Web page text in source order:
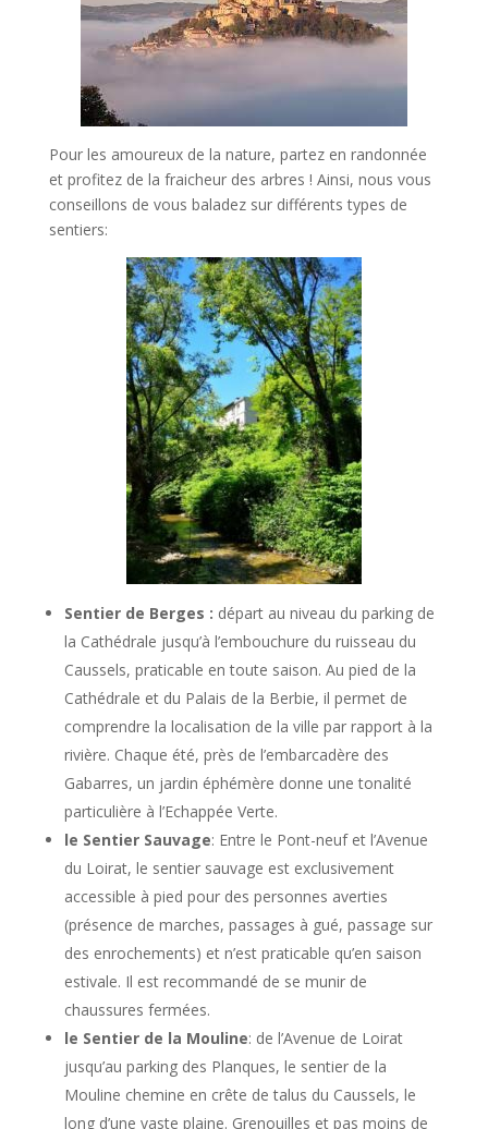
Pour les amoureux de la nature, partez en randonnée
et profitez de la fraicheur des arbres ! Ainsi, nous vous
conseillons de vous baladez sur différents types de
sentiers:
Sentier de Berges : départ au niveau du parking de
la Cathédrale jusqu’à l’embouchure du ruisseau du
Caussels, praticable en toute saison. Au pied de la
Cathédrale et du Palais de la Berbie, il permet de
comprendre la localisation de la ville par rapport à la
rivière. Chaque été, près de l’embarcadère des
Gabarres, un jardin éphémère donne une tonalité
particulière à l’Echappée Verte.
le Sentier Sauvage: Entre le Pont-neuf et l’Avenue
du Loirat, le sentier sauvage est exclusivement
accessible à pied pour des personnes averties
(présence de marches, passages à gué, passage sur
des enrochements) et n’est praticable qu’en saison
estivale. Il est recommandé de se munir de
chaussures fermées.
le Sentier de la Mouline: de l’Avenue de Loirat
jusqu’au parking des Planques, le sentier de la
Mouline chemine en crête de talus du Caussels, le
long d’une vaste plaine. Grenouilles et pas moins de